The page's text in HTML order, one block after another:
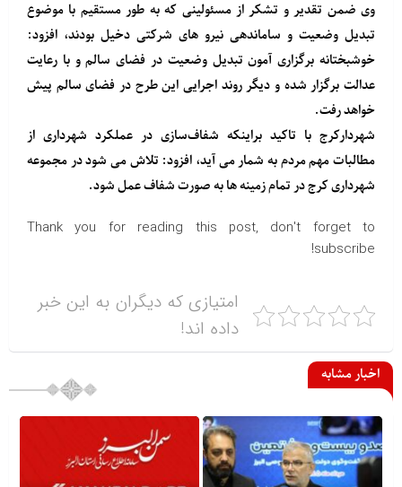
وی ضمن تقدیر و تشکر از مسئولینی که به طور مستقیم با موضوع
تبدیل وضعیت و ساماندهی نیرو های شرکتی دخیل بودند، افزود:
خوشبختانه برگزاری آمون تبدیل وضعیت در فضای سالم و با رعایت
عدالت برگزار شده و دیگر روند اجرایی این طرح در فضای سالم پیش
خواهد رفت.
شهردارکرج با تاکید براینکه شفاف‌سازی در عملکرد شهرداری از
مطالبات مهم مردم به شمار می آید، افزود: تلاش می شود در مجموعه
شهرداری کرج در تمام زمینه ها به صورت شفاف عمل شود.
Thank you for reading this post, don't forget to
subscribe!
امتیازی که دیگران به این خبر
داده اند!
اخبار مشابه